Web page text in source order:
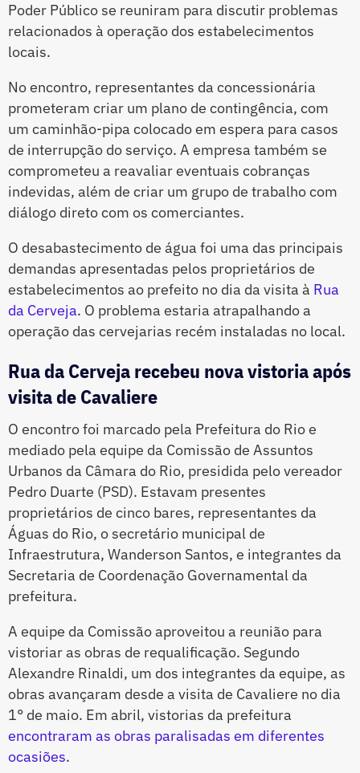
Poder Público se reuniram para discutir problemas
relacionados à operação dos estabelecimentos
locais.
No encontro, representantes da concessionária
prometeram criar um plano de contingência, com
um caminhão-pipa colocado em espera para casos
de interrupção do serviço. A empresa também se
comprometeu a reavaliar eventuais cobranças
indevidas, além de criar um grupo de trabalho com
diálogo direto com os comerciantes.
O desabastecimento de água foi uma das principais
demandas apresentadas pelos proprietários de
estabelecimentos ao prefeito no dia da visita à Rua
da Cerveja. O problema estaria atrapalhando a
operação das cervejarias recém instaladas no local.
Rua da Cerveja recebeu nova vistoria após
visita de Cavaliere
O encontro foi marcado pela Prefeitura do Rio e
mediado pela equipe da Comissão de Assuntos
Urbanos da Câmara do Rio, presidida pelo vereador
Pedro Duarte (PSD). Estavam presentes
proprietários de cinco bares, representantes da
Águas do Rio, o secretário municipal de
Infraestrutura, Wanderson Santos, e integrantes da
Secretaria de Coordenação Governamental da
prefeitura.
A equipe da Comissão aproveitou a reunião para
vistoriar as obras de requalificação. Segundo
Alexandre Rinaldi, um dos integrantes da equipe, as
obras avançaram desde a visita de Cavaliere no dia
1° de maio. Em abril, vistorias da prefeitura
encontraram as obras paralisadas em diferentes
ocasiões.